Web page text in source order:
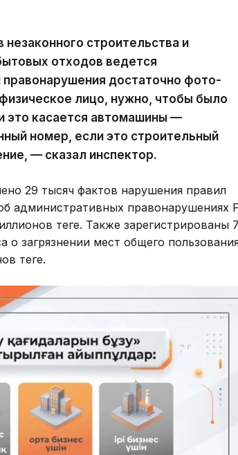
строительства и
отходов ведется
достаточно фото-
лицо, нужно, чтобы было
это касается автомашины —
номер, если это строительный
— сказал инспектор.
29 тысяч фактов нарушения правил
административных правонарушениях
теңге. Также зарегистрированы
загрязнении мест общего
теңге.